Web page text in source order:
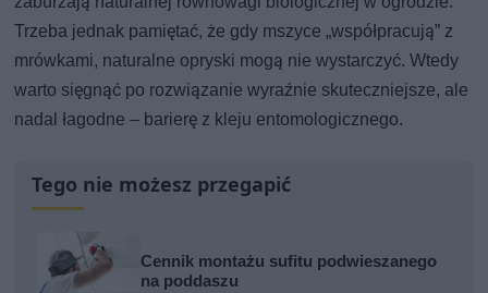
Trzeba jednak pamiętać, że gdy mszyce „współpracują” z
mrówkami, naturalne opryski mogą nie wystarczyć. Wtedy
warto sięgnąć po rozwiązanie wyraźnie skuteczniejsze, ale
nadal łagodne – barierę z kleju entomologicznego.
Tego nie możesz przegapić
Cennik montażu sufitu podwieszanego
na poddaszu